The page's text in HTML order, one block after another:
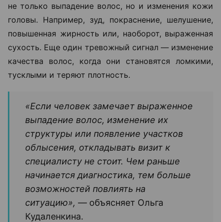
не только выпадение волос, но и изменения кожи
головы. Например, зуд, покраснение, шелушение,
повышенная жирность или, наоборот, выраженная
сухость. Еще один тревожный сигнал — изменение
качества волос, когда они становятся ломкими,
тусклыми и теряют плотность.
«Если человек замечает выраженное
выпадение волос, изменение их
структуры или появление участков
облысения, откладывать визит к
специалисту не стоит. Чем раньше
начинается диагностика, тем больше
возможностей повлиять на
ситуацию», — объясняет Ольга
Кудаленкина.